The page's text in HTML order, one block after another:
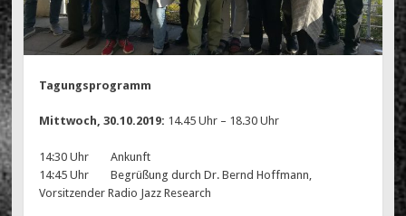
Tagungsprogramm
Mittwoch, 30.10.2019: 14.45 Uhr – 18.30 Uhr
14:30 Uhr Ankunft
14:45 Uhr Begrüßung durch Dr. Bernd Hoffmann,
Vorsitzender Radio Jazz Research